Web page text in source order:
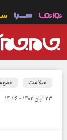
سلامت
۲۳ آبان ۱۴۰۲ - ۱۴:۲۶